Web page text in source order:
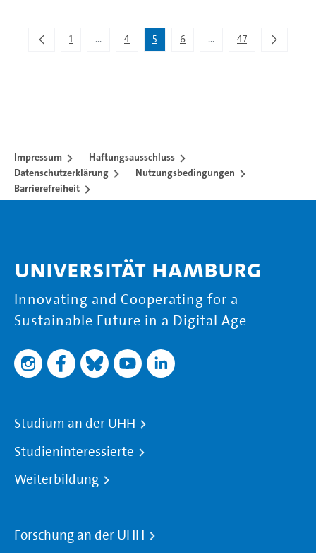
1 ...Zwischenseiten Navigieren mit TAB-Taste.
4 5 6 ...Zwischenseiten
47
Impressum
Haftungsausschluss
Datenschutzerklärung
Nutzungsbedingungen
Barrierefreiheit
Universität Hamburg
Innovating and Cooperating for a
Sustainable Future in a Digital Age
Studium an der UHH
Studieninteressierte
Weiterbildung
Forschung an der UHH